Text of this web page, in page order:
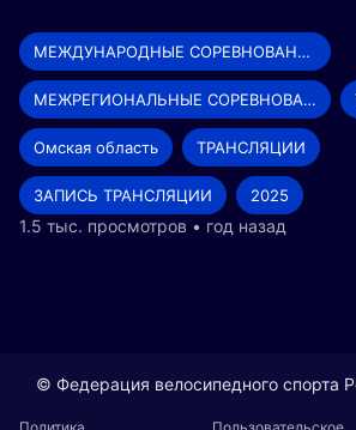
МЕЖДУНАРОДНЫЕ СОРЕВНОВАНИЯ
МЕЖРЕГИОНАЛЬНЫЕ СОРЕВНОВАНИЯ
Омская область ТРАНСЛЯЦИИ
ЗАПИСЬ ТРАНСЛЯЦИИ 2025
1.5 тыс. просмотров • год назад
© Федерация велосипедного спорта